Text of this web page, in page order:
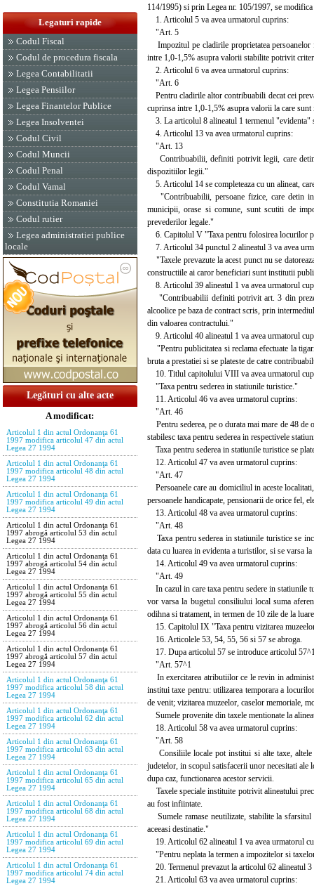
Legaturi rapide
Codul Fiscal
Codul de procedura fiscala
Legea Contabilitatii
Legea Pensiilor
Legea Finantelor Publice
Legea Insolventei
Codul Civil
Codul Muncii
Codul Penal
Codul Vamal
Constitutia Romaniei
Codul rutier
Legea administratiei publice
locale
Legături cu alte acte
A modificat:
Articolul 1 din actul Ordonanţa 61
1997 modifica articolul 47 din actul
Legea 27 1994
Articolul 1 din actul Ordonanţa 61
1997 modifica articolul 48 din actul
Legea 27 1994
Articolul 1 din actul Ordonanţa 61
1997 modifica articolul 49 din actul
Legea 27 1994
Articolul 1 din actul Ordonanţa 61
1997 abrogă articolul 53 din actul
Legea 27 1994
Articolul 1 din actul Ordonanţa 61
1997 abrogă articolul 54 din actul
Legea 27 1994
Articolul 1 din actul Ordonanţa 61
1997 abrogă articolul 55 din actul
Legea 27 1994
Articolul 1 din actul Ordonanţa 61
1997 abrogă articolul 56 din actul
Legea 27 1994
Articolul 1 din actul Ordonanţa 61
1997 abrogă articolul 57 din actul
Legea 27 1994
Articolul 1 din actul Ordonanţa 61
1997 modifica articolul 58 din actul
Legea 27 1994
Articolul 1 din actul Ordonanţa 61
1997 modifica articolul 62 din actul
Legea 27 1994
Articolul 1 din actul Ordonanţa 61
1997 modifica articolul 63 din actul
Legea 27 1994
Articolul 1 din actul Ordonanţa 61
1997 modifica articolul 65 din actul
Legea 27 1994
Articolul 1 din actul Ordonanţa 61
1997 modifica articolul 68 din actul
Legea 27 1994
Articolul 1 din actul Ordonanţa 61
1997 modifica articolul 69 din actul
Legea 27 1994
Articolul 1 din actul Ordonanţa 61
1997 modifica articolul 74 din actul
Legea 27 1994
114/1995) si prin Legea nr. 105/1997, se
1. Articolul 5 va avea urmatorul cuprins:
"Art. 5
Impozitul pe cladirile proprietatea persoanelor
intre 1,0-1,5% asupra valorii stabilite potrivit
2. Articolul 6 va avea urmatorul cuprins:
"Art. 6
Pentru cladirile altor contribuabili decat cei
cuprinsa intre 1,0-1,5% asupra valorii la care
3. La articolul 8 alineatul 1 termenul "evidenta"
4. Articolul 13 va avea urmatorul cuprins:
"Art. 13
Contribuabilii, definiti potrivit legii, care detin
dispozitiilor legii."
5. Articolul 14 se completeaza cu un alineat,
"Contribuabilii, persoane fizice, care detin in
municipii, orase si comune, sunt scutiti de
prevederilor legale."
6. Capitolul V "Taxa pentru folosirea locurilor
7. Articolul 34 punctul 2 alineatul 3 va avea
"Taxele prevazute la acest punct nu se
constructiile ai caror beneficiari sunt institutii
8. Articolul 39 alineatul 1 va avea urmatorul
"Contribuabilii definiti potrivit art. 3 din
alcoolice pe baza de contract scris, prin
din valoarea contractului."
9. Articolul 40 alineatul 1 va avea urmatorul
"Pentru publicitatea si reclama efectuate la
bruta a prestatiei si se plateste de catre
10. Titlul capitolului VIII va avea urmatorul
"Taxa pentru sederea in statiunile turistice."
11. Articolul 46 va avea urmatorul cuprins:
"Art. 46
Pentru sederea, pe o durata mai mare de 48
stabilesc taxa pentru sederea in respectivele
Taxa pentru sederea in statiunile turistice se
12. Articolul 47 va avea urmatorul cuprins:
"Art. 47
Persoanele care au domiciliul in aceste
persoanele handicapate, pensionarii de orice fel,
13. Articolul 48 va avea urmatorul cuprins:
"Art. 48
Taxa pentru sederea in statiunile turistice se
data cu luarea in evidenta a turistilor, si se varsa
14. Articolul 49 va avea urmatorul cuprins:
"Art. 49
In cazul in care taxa pentru sedere in statiunile
vor varsa la bugetul consiliului local suma
odihna si tratament, in termen de 10 zile de la
15. Capitolul IX "Taxa pentru vizitarea
16. Articolele 53, 54, 55, 56 si 57 se abroga.
17. Dupa articolul 57 se introduce articolul
"Art. 57^1
In exercitarea atributiilor ce le revin in
institui taxe pentru: utilizarea temporara a
de venit; vizitarea muzeelor, caselor memoriale,
Sumele provenite din taxele mentionate la
18. Articolul 58 va avea urmatorul cuprins:
"Art. 58
Consiliile locale pot institui si alte taxe, altele
judetelor, in scopul satisfacerii unor necesitati ale
dupa caz, functionarea acestor servicii.
Taxele speciale instituite potrivit alineatului
au fost infiintate.
Sumele ramase neutilizate, stabilite la sfarsitul
aceeasi destinatie."
19. Articolul 62 alineatul 1 va avea urmatorul
"Pentru neplata la termen a impozitelor si
20. Termenul prevazut la articolul 62 alineatul
21. Articolul 63 va avea urmatorul cuprins: